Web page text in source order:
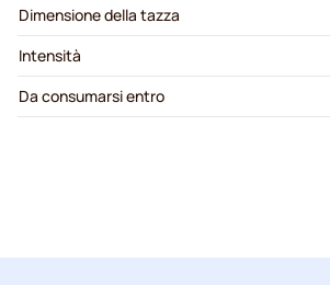
Dimensione della tazza
Intensità
Da consumarsi entro